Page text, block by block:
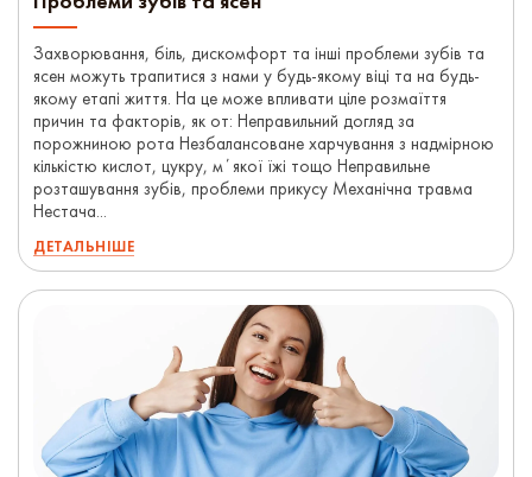
Захворювання, біль, дискомфорт та інші проблеми зубів та
ясен можуть трапитися з нами у будь-якому віці та на будь-
якому етапі життя. На це може впливати ціле розмаїття
причин та факторів, як от: Неправильний догляд за
порожниною рота Незбалансоване харчування з надмірною
кількістю кислот, цукру, мʼякої їжі тощо Неправильне
розташування зубів, проблеми прикусу Механічна травма
Нестача...
ДЕТАЛЬНІШЕ